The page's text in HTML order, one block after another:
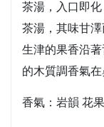
茶湯，入口即
茶湯，其味甘
生津的果香沿
的木質調香氣
香氣：岩韻 花